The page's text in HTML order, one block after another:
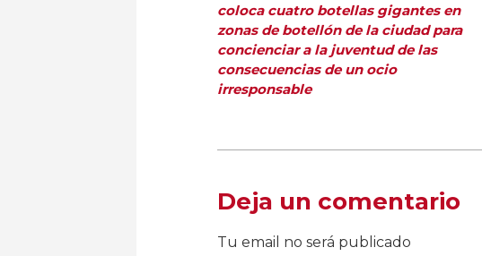
coloca cuatro botellas gigantes en
zonas de botellón de la ciudad para
concienciar a la juventud de las
consecuencias de un ocio
irresponsable
Deja un comentario
Tu email no será publicado